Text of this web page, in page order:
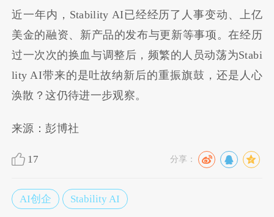
近一年内，Stability AI已经经历了人事变动、上亿
美金的融资、新产品的发布与更新等事项。在经历
过一次次的换血与调整后，频繁的人员动荡为Stabi
lity AI带来的是吐故纳新后的重振旗鼓，还是人心
涣散？这仍待进一步观察。
来源：彭博社
17 分享：
AI创企 Stability AI